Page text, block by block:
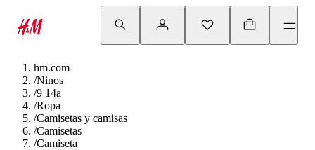
hm.com
/Ninos
/9 14a
/Ropa
/Camisetas y camisas
/Camisetas
/Camiseta